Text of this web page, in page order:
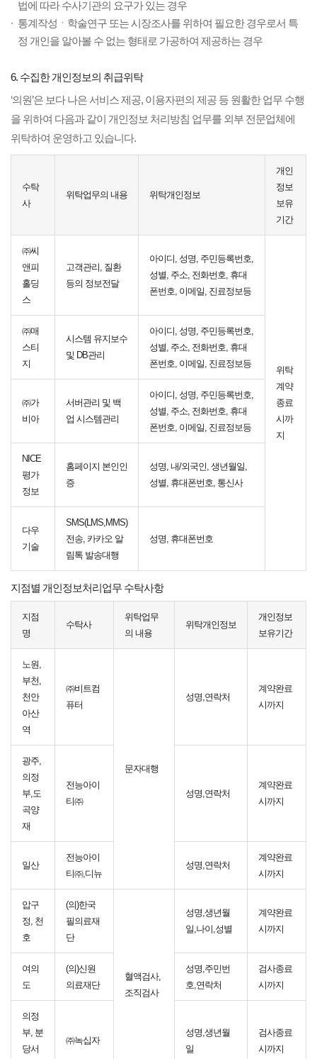
법에 따라 수사기관의 요구가 있는 경우
통계작성ㆍ학술연구 또는 시장조사를 위하여 필요한 경우로서 특
정 개인을 알아볼 수 없는 형태로 가공하여 제공하는 경우
6. 수집한 개인정보의 취급위탁
‘의원’은 보다 나은 서비스 제공, 이용자편의 제공 등 원활한 업무 수행
을 위하여 다음과 같이 개인정보 처리방침 업무를 외부 전문업체에
위탁하여 운영하고 있습니다.
수탁
사
위탁업무의 내용 위탁개인정보
개인
정보
보유
기간
㈜씨
앤피
홀딩
스
고객관리, 질환
등의 정보전달
아이디, 성명, 주민등록번호,
성별, 주소, 전화번호, 휴대
폰번호, 이메일, 진료정보등
위탁
계약
종료
시까
지
㈜매
스티
지
시스템 유지보수
및 DB관리
아이디, 성명, 주민등록번호,
성별, 주소, 전화번호, 휴대
폰번호, 이메일, 진료정보등
㈜가
비아
서버관리 및 백
업 시스템관리
아이디, 성명, 주민등록번호,
성별, 주소, 전화번호, 휴대
폰번호, 이메일, 진료정보등
NICE
평가
정보
홈페이지 본인인
증
성명, 내/외국인, 생년월일,
성별, 휴대폰번호, 통신사
다우
기술
SMS(LMS,MMS)
전송, 카카오 알
림톡 발송대행
성명, 휴대폰번호
지점별 개인정보처리업무 수탁사항
지점
명
수탁사
위탁업무
의 내용
위탁개인정보
개인정보
보유기간
노원,
부천,
천안
아산
역
㈜비트컴
퓨터
문자대행
성명,연락처
계약완료
시까지
광주,
의정
부,도
곡양
재
전능아이
티㈜
성명,연락처
계약완료
시까지
일산
전능아이
티㈜,디뉴
성명,연락처
계약완료
시까지
압구
정, 천
호
(의)한국
필의료재
단
혈액검사,
조직검사
성명,생년월
일,나이,성별
계약완료
시까지
여의
도
(의)신원
의료재단
성명,주민번
호,연락처
검사종료
시까지
의정
부, 분
당서
㈜녹십자
성명,생년월
일
검사종료
시까지